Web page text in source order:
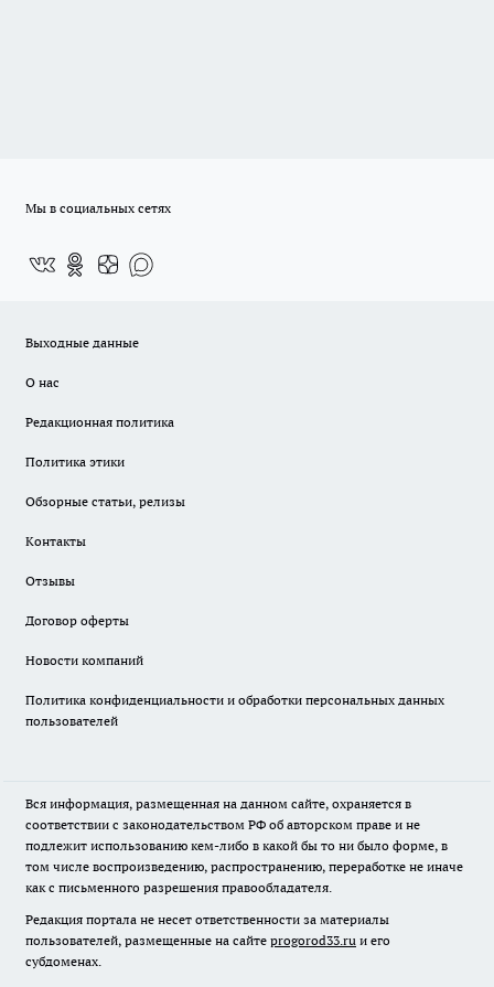
Мы в социальных сетях
Выходные данные
О нас
Редакционная политика
Политика этики
Обзорные статьи, релизы
Контакты
Отзывы
Договор оферты
Новости компаний
Политика конфиденциальности и обработки персональных данных
пользователей
Вся информация, размещенная на данном сайте, охраняется в
соответствии с законодательством РФ об авторском праве и не
подлежит использованию кем-либо в какой бы то ни было форме, в
том числе воспроизведению, распространению, переработке не иначе
как с письменного разрешения правообладателя.
Редакция портала не несет ответственности за материалы
пользователей, размещенные на сайте progorod33.ru и его
субдоменах.